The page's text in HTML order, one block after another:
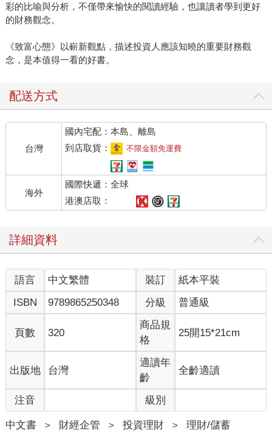
彩的比喻與分析，不僅帶來愉快的閱讀經驗，也讓讀者學到更好
的財務觀念。
《致富心態》以嶄新觀點，描述投資人應該知曉的重要財務觀
念，是本值得一看的好書。
配送方式
台灣
國內宅配：本島、離島
到店取貨：
不限金額免運費
海外
國際快遞：全球
港澳店取：
詳細資料
語言 中文繁體 裝訂
紙本平裝
ISBN
9789865250348 分級 普通級
頁數 320
商品規
格
25開15*21cm
出版地 台灣
適讀年
齡
全齡適讀
注音 級別
中文書 ＞ 財經企管 ＞ 投資理財 ＞ 理財/儲蓄